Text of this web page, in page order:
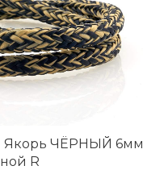
Якорь ЧЁРНЫЙ 6мм
R